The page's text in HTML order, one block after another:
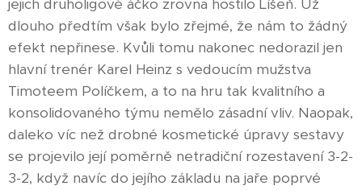
jejich druholigové áčko zrovna hostilo Líšeň. Už
dlouho předtím však bylo zřejmé, že nám to žádný
efekt nepřinese. Kvůli tomu nakonec nedorazil jen
hlavní trenér Karel Heinz s vedoucím mužstva
Timoteem Políčkem, a to na hru tak kvalitního a
konsolidovaného týmu nemělo zásadní vliv. Naopak,
daleko víc než drobné kosmetické úpravy sestavy
se projevilo její poměrně netradiční rozestavení 3-2-
3-2, když navíc do jejího základu na jaře poprvé